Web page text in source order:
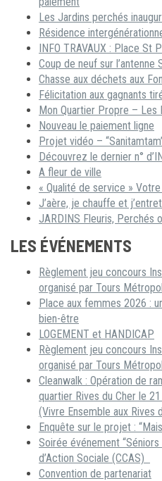
Les Jardins perchés
Résidence
INFO TRAVAUX : Place St
Coup de neuf sur l’antenne
Chasse aux déchets aux
Félicitation aux gagnants
Mon Quartier Propre – Les
Nouveau le paiement ligne
Projet vidéo –
Découvrez le dernier n°
A fleur de ville
« Qualité de service »
J’aère, je chauffe et
JARDINS Fleuris, Perchés
LES ÉVÉNEMENTS
Règlement jeu concours
organisé par Tours
Place aux femmes 2026 :
bien-être
LOGEMENT et HANDICAP
Règlement jeu concours
organisé par Tours
Cleanwalk : Opération de
quartier Rives du Cher le
(Vivre Ensemble aux Rives
Enquête sur le projet :
Soirée événement
d’Action Sociale (CCAS)
Convention de partenariat